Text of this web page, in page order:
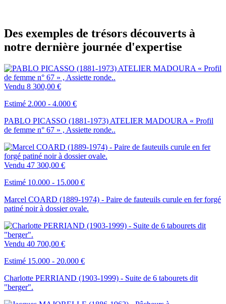
Des exemples de trésors découverts à
notre dernière journée d'expertise
Vendu 8 300,00 €
Estimé 2.000 - 4.000 €
PABLO PICASSO (1881-1973) ATELIER MADOURA « Profil
de femme n° 67 » , Assiette ronde..
Vendu 47 300,00 €
Estimé 10.000 - 15.000 €
Marcel COARD (1889-1974) - Paire de fauteuils curule en fer forgé
patiné noir à dossier ovale.
Vendu 40 700,00 €
Estimé 15.000 - 20.000 €
Charlotte PERRIAND (1903-1999) - Suite de 6 tabourets dit
"berger".